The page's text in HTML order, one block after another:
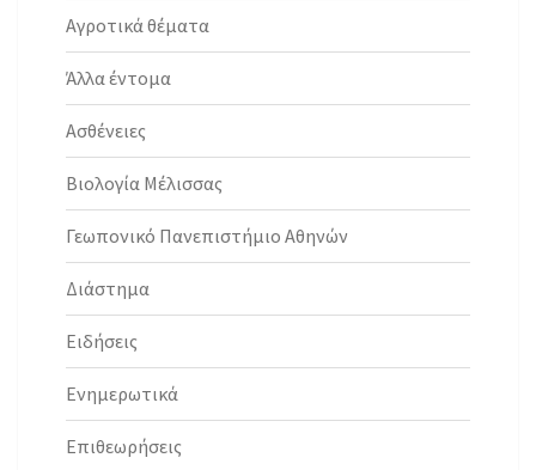
Αγροτικά θέματα
Άλλα έντομα
Ασθένειες
Βιολογία Μέλισσας
Γεωπονικό Πανεπιστήμιο Αθηνών
Διάστημα
Ειδήσεις
Ενημερωτικά
Επιθεωρήσεις